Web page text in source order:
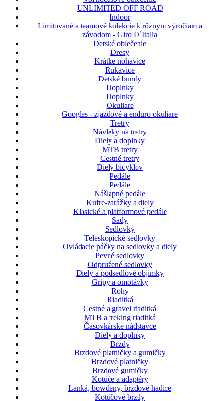
UNLIMITED OFF ROAD
Indoor
Limitované a teamové kolekcie k rôznym výročiam a
závodom - Giro D´Italia
Detské oblečenie
Dresy
Krátke nohavice
Rukavice
Detské bundy
Doplnky
Doplnky
Okuliare
Googles - zjazdové a enduro okuliare
Tretry
Návleky na tretry
Diely a doplnky
MTB tretry
Cestné tretry
Diely bicyklov
Pedále
Pedále
Nášlapné pedále
Kufre-zarážky a diely
Klasické a platformové pedále
Sady
Sedlovky
Teleskopické sedlovky
Ovládacie páčky na sedlovky a diely
Pevné sedlovky
Odpružené sedlovky
Diely a podsedlové objímky
Gripy a omotávky
Rohy
Riaditká
Cestné a gravel riaditká
MTB a treking riaditká
Časovkárske nádstavce
Diely a doplnky
Brzdy
Brzdové platničky a gumičky
Brzdové platničky
Brzdové gumičky
Kotúče a adaptéry
Lanká, bowdeny, brzdové hadice
Kotúčové brzdy